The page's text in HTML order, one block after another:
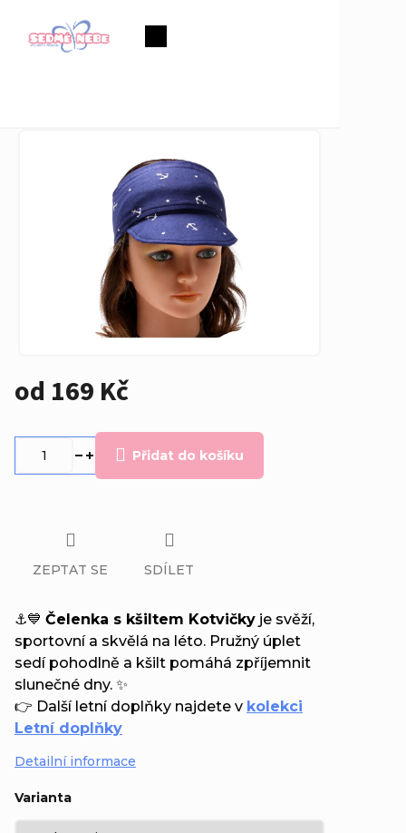
Nákupní
od 169 Kč
cena:
Varianta
Přidat do košíku
⚓💙 Čelenka s kšiltem Kotvičky je svěží,
sportovní a skvělá na léto. Pružný úplet
sedí pohodlně a kšilt pomáhá zpříjemnit
slunečné dny. ✨
👉 Další letní doplňky najdete v kolekci
Letní doplňky
Detailní informace
ZEPTAT SE SDÍLET